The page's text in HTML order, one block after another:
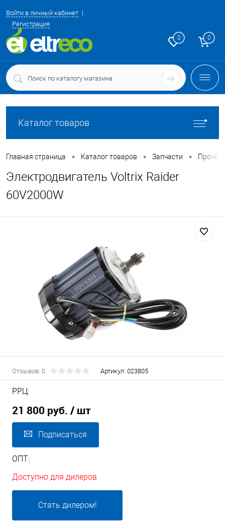
Войти в личный кабинет
Регистрация
0 0
Каталог товаров
Главная страница • Каталог товаров • Запчасти • Прочее
Электродвигатель Voltrix Raider
60V2000W
Отзывов: 0 Артикул: 023805
РРЦ:
21 800 руб. / шт
Подписаться
ОПТ:
Доступно для дилеров
Стать дилером!